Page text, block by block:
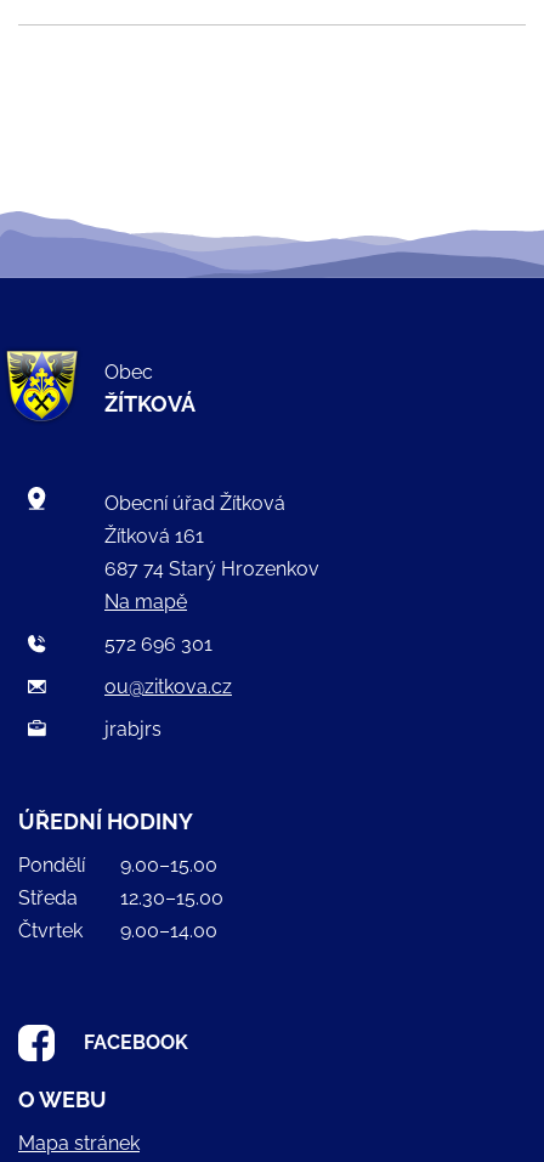
Obec
ŽÍTKOVÁ
Obecní úřad Žítková
Žítková 161
687 74 Starý Hrozenkov
Na mapě
572 696 301
ou@zitkova.cz
jrabjrs
ÚŘEDNÍ HODINY
Pondělí
9.00–15.00
Středa
12.30–15.00
Čtvrtek
9.00–14.00
FACEBOOK
O WEBU
Mapa stránek